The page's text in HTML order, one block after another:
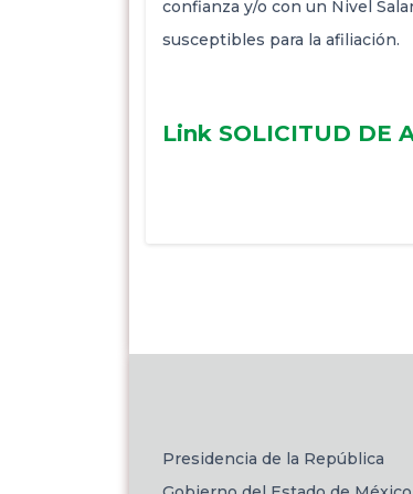
confianza y/o con un Nivel
susceptibles para la afiliación.
Link SOLICITUD DE
Presidencia de la República